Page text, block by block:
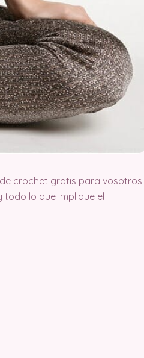
crochet gratis para vosotros.
lo que implique el